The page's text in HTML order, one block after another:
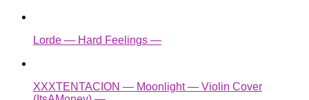
Lorde — Hard Feelings —
XXXTENTACION — Moonlight — Violin Cover